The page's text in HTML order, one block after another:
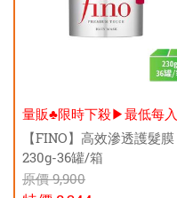
量販♣限時下殺▶最低每入
$215元
【FINO】高效滲透護髮膜
230g-36罐/箱
原價9,900